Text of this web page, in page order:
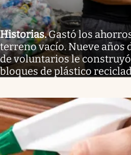
Historias.Gastó los
terreno vacío. Nueve años
de voluntarios le
bloques de plástico